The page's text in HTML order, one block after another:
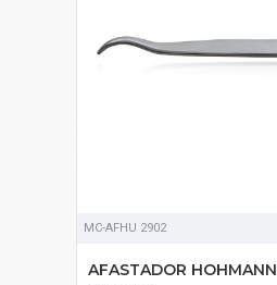
MC-AFHU 2902
AFASTADOR HOHMANN